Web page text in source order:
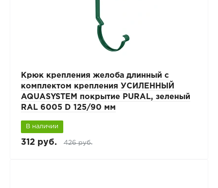
Крюк крепления желоба длинный с
комплектом крепления УСИЛЕННЫЙ
AQUASYSTEM покрытие PURAL, зеленый
RAL 6005 D 125/90 мм
В наличии
312 руб. 426 руб.